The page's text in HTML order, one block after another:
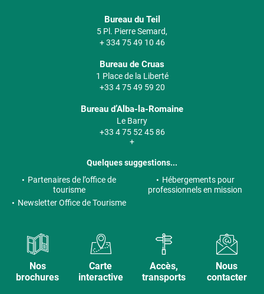
Bureau du Teil
5 Pl. Pierre Semard,
+ 334 75 49 10 46
Bureau de Cruas
1 Place de la Liberté
+33 4 75 49 59 20
Bureau d’Alba-la-Romaine
Le Barry
+33 4 75 52 45 86
+
Quelques suggestions...
Partenaires de l’office de
tourisme
Hébergements pour
professionnels en mission
Newsletter Office de Tourisme
Nos
brochures
Carte
interactive
Accès,
transports
Nous
contacter